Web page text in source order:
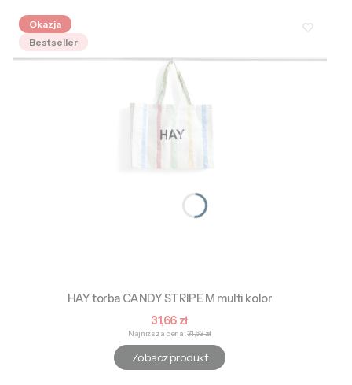
Okazja
Bestseller
HAY torba CANDY STRIPE M multi kolor
Cena promocyjna
31,66 zł
Najniższa cena: 31,63 zł
Zobacz produkt